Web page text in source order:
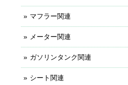
マフラー関連
メーター関連
ガソリンタンク関連
シート関連